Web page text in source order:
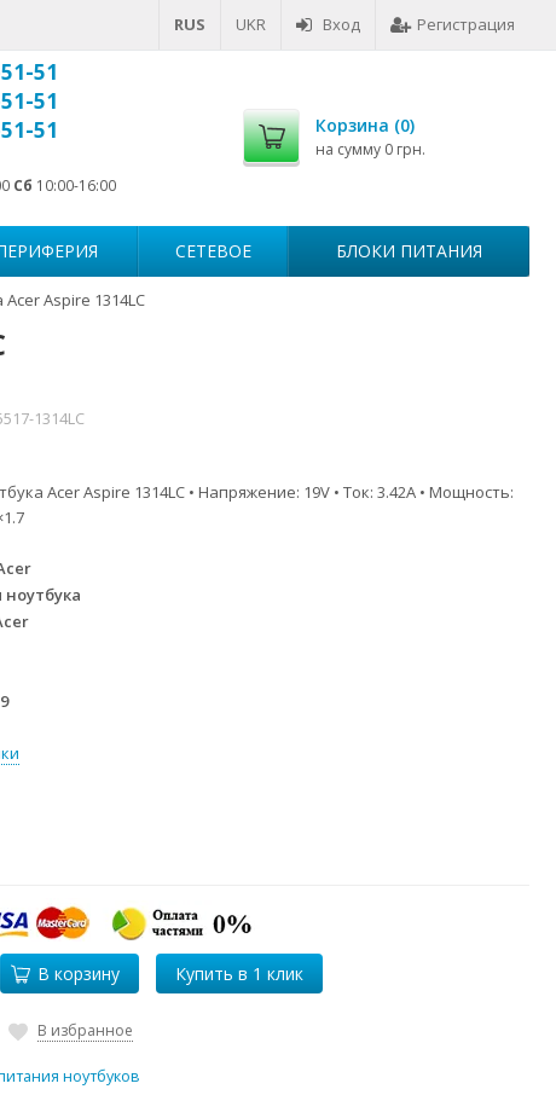
RUS UKR Вход Регистрация
51
51
51
Сб 10:00-16:00
Корзина (0)
на сумму 0 грн.
СЕТЕВОЕ БЛОКИ ПИТАНИЯ
Aspire 1314LC
1314LC
Acer Aspire 1314LC • Напряжение: 19V • Ток: 3.42A • Мощность:
В корзину
В избранное
ноутбуков